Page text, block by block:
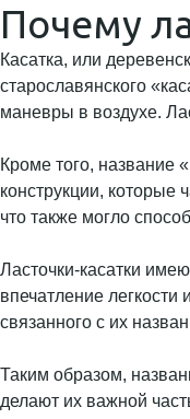
Почему
Касатка, или
старославянского
маневры в воздухе.
Кроме того, название
конструкции, которые
что также могло
Ласточки-касатки
впечатление
связанного с их
Таким образом,
делают их важной